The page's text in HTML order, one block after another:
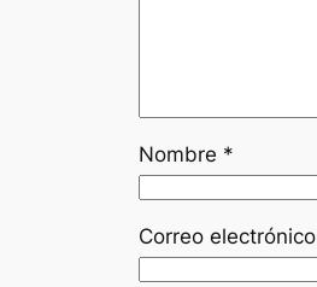
Nombre *
Correo electrónico